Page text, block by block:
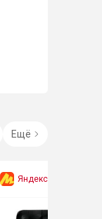
Ещё
Яндекс Маркет